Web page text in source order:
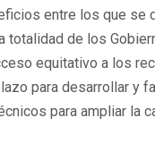
entre los que
totalidad de los
equitativo a los
para desarrollar y
para ampliar